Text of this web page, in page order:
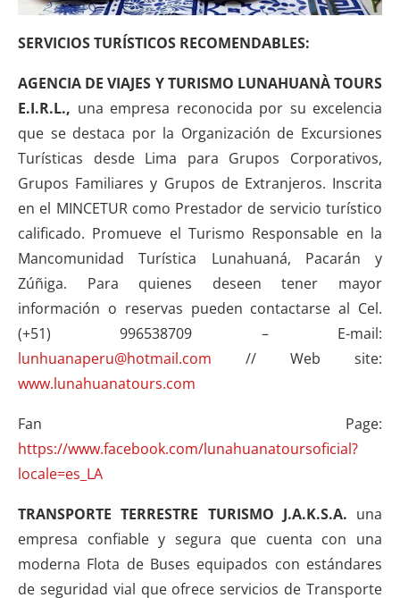
SERVICIOS TURÍSTICOS RECOMENDABLES:
AGENCIA DE VIAJES Y TURISMO LUNAHUANÀ TOURS
E.I.R.L., una empresa reconocida por su excelencia
que se destaca por la Organización de Excursiones
Turísticas desde Lima para Grupos Corporativos,
Grupos Familiares y Grupos de Extranjeros. Inscrita
en el MINCETUR como Prestador de servicio turístico
calificado. Promueve el Turismo Responsable en la
Mancomunidad Turística Lunahuaná, Pacarán y
Zúñiga. Para quienes deseen tener mayor
información o reservas pueden contactarse al Cel.
(+51) 996538709 – E-mail:
lunhuanaperu@hotmail.com // Web site:
www.lunahuanatours.com
Fan Page:
https://www.facebook.com/lunahuanatoursoficial?
locale=es_LA
TRANSPORTE TERRESTRE TURISMO J.A.K.S.A. una
empresa confiable y segura que cuenta con una
moderna Flota de Buses equipados con estándares
de seguridad vial que ofrece servicios de Transporte